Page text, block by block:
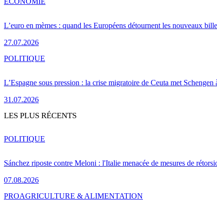
L’euro en mèmes : quand les Européens détournent les nouveaux
27.07.2026
L’Espagne sous pression : la crise migratoire de Ceuta met Schengen
31.07.2026
POLITIQUE
LES PLUS RÉCENTS
Sánchez riposte contre Meloni : l'Italie menacée de mesures de
07.08.2026
POLITIQUE
PROAGRICULTURE & ALIMENTATION